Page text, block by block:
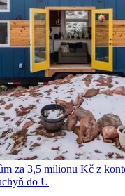
za 3,5 milionu Kč z
do U